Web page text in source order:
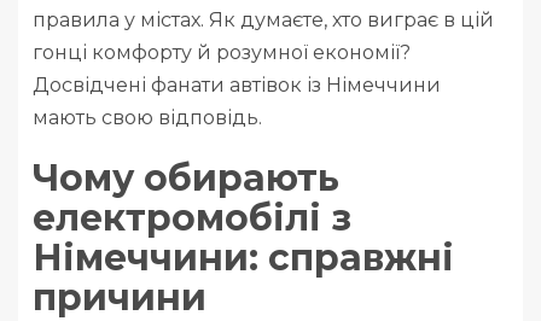
правила у містах. Як думаєте, хто виграє в цій
гонці комфорту й розумної економії?
Досвідчені фанати автівок із Німеччини
мають свою відповідь.
Чому обирають
електромобілі з
Німеччини: справжні
причини